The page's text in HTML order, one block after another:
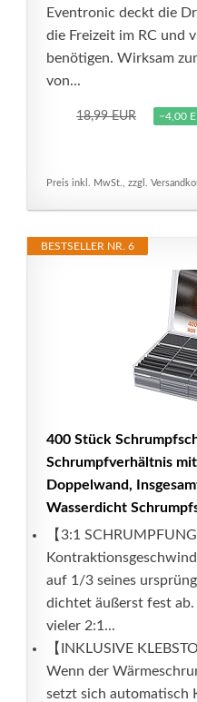
Eventronic deckt die
die Freizeit im RC und
benötigen. Wirksam
von...
18,99 EUR −4,00
Preis inkl. MwSt., zzgl.
BESTSELLER NR. 6
400 Stück
Schrumpfverhältnis
Doppelwand,
Wasserdicht
【3:1
auf 1/3 seines
dichtet äußerst fest
vieler 2:1...
【INKLUSIVE
Wenn der
setzt sich